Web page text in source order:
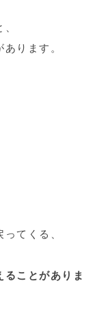
ります。
てくる、
ことがありま